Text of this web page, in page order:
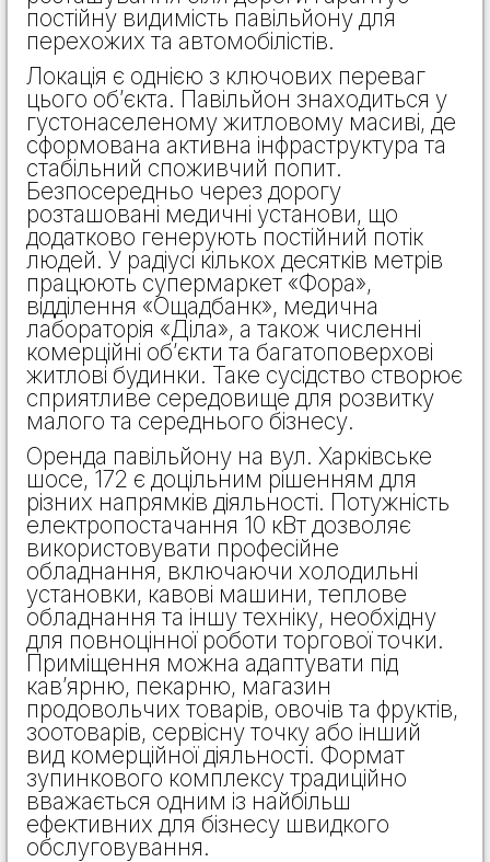
постійну видимість павільйону для
перехожих та автомобілістів.
Локація є однією з ключових переваг
цього об’єкта. Павільйон знаходиться у
густонаселеному житловому масиві, де
сформована активна інфраструктура та
стабільний споживчий попит.
Безпосередньо через дорогу
розташовані медичні установи, що
додатково генерують постійний потік
людей. У радіусі кількох десятків метрів
працюють супермаркет «Фора»,
відділення «Ощадбанк», медична
лабораторія «Діла», а також численні
комерційні об’єкти та багатоповерхові
житлові будинки. Таке сусідство створює
сприятливе середовище для розвитку
малого та середнього бізнесу.
Оренда павільйону на вул. Харківське
шосе, 172 є доцільним рішенням для
різних напрямків діяльності. Потужність
електропостачання 10 кВт дозволяє
використовувати професійне
обладнання, включаючи холодильні
установки, кавові машини, теплове
обладнання та іншу техніку, необхідну
для повноцінної роботи торгової точки.
Приміщення можна адаптувати під
кав’ярню, пекарню, магазин
продовольчих товарів, овочів та фруктів,
зоотоварів, сервісну точку або інший
вид комерційної діяльності. Формат
зупинкового комплексу традиційно
вважається одним із найбільш
ефективних для бізнесу швидкого
обслуговування.